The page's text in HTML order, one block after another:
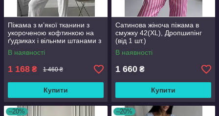
Піжама з м’якої тканини з
укороченою кофтинкою на
ґудзиках і вільнми штанами з
еластичним поясом, М
В наявності
1 168 ₴ 1 460 ₴
Купити
Сатинова жіноча піжама в
смужку 42(XL), Дропшипінг
(від 1 шт.)
В наявності
1 660 ₴
Купити
–20% –20%